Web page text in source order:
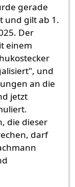
gerade
und gilt ab 1.
Der
einem
und
an die
jetzt
die dieser
darf